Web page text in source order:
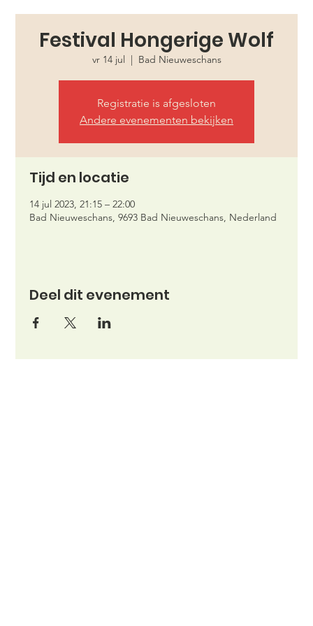
Festival Hongerige Wolf
vr 14 jul
  |
Bad Nieuweschans
Registratie is afgesloten
Andere evenementen bekijken
Tijd en locatie
14 jul 2023, 21:15 – 22:00
Bad Nieuweschans, 9693 Bad Nieuweschans, Nederland
Deel dit evenement